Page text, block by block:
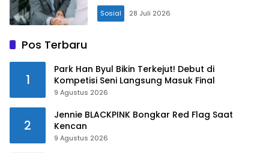
Sosial 28 Juli 2026
Pos Terbaru
1
Park Han Byul Bikin Terkejut! Debut di
Kompetisi Seni Langsung Masuk Final
9 Agustus 2026
2
Jennie BLACKPINK Bongkar Red Flag Saat
Kencan
9 Agustus 2026